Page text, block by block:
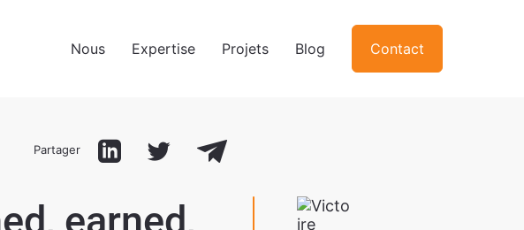
Nous Expertise Projets Blog Contact
Partager